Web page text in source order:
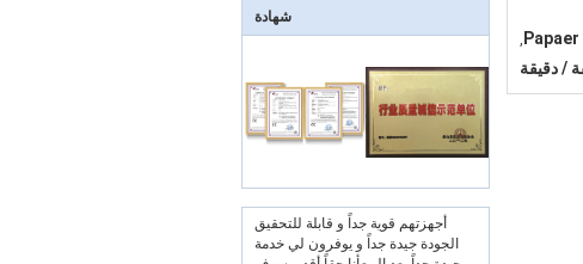
شهادة
أجهزتهم قوية جداً و قابلة للتحقيق
الجودة جيدة جداً و يوفرون لي خدمة
,